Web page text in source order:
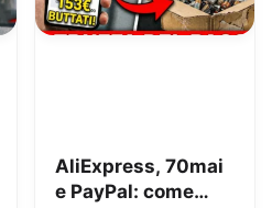
AliExpress, 70mai
e PayPal: come